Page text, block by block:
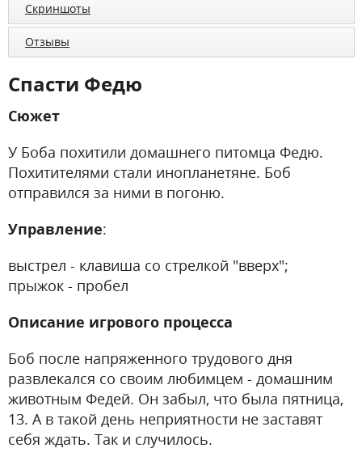
Скриншоты
Отзывы
Спасти Федю
Сюжет
У Боба похитили домашнего питомца Федю.
Похитителями стали инопланетяне. Боб
отправился за ними в погоню.
Управление:
выстрел - клавиша со стрелкой "вверх";
прыжок - пробел
Описание игрового процесса
Боб после напряженного трудового дня
развлекался со своим любимцем - домашним
животным Федей. Он забыл, что была пятница,
13. А в такой день неприятности не заставят
себя ждать. Так и случилось.